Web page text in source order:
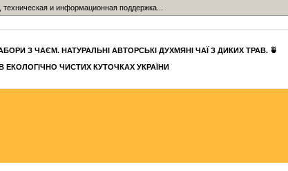
и информационная поддержка...
З ЧАЄМ. НАТУРАЛЬНІ АВТОРСЬКІ ДУХМЯНІ ЧАЇ З ДИКИХ ТРАВ. 🍵
ЧИСТИХ КУТОЧКАХ УКРАЇНИ